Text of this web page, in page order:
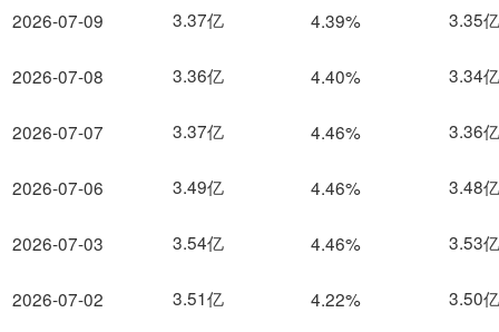
2026-07-09
2026-07-08
2026-07-07
2026-07-06
2026-07-03
2026-07-02
3.37亿 4.39% 3.35亿
3.36亿 4.40% 3.34亿
3.37亿 4.46% 3.36亿
3.49亿 4.46% 3.48亿
3.54亿 4.46% 3.53亿
3.51亿 4.22% 3.50亿